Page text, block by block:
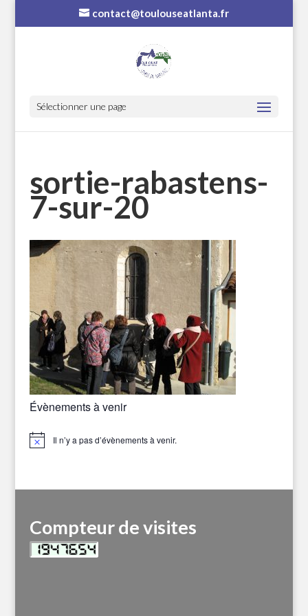
contact@toulouseatlanta.fr
Sélectionner une page
sortie-rabastens-
7-sur-20
Évènements à venir
Notice Il n’y a pas d’évènements à venir.
Compteur de visites